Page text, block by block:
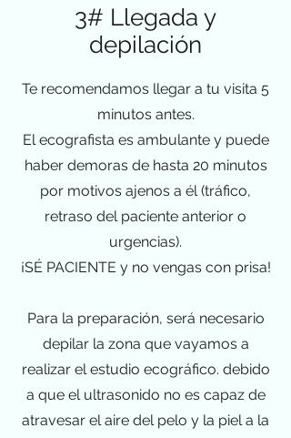
3# Llegada y
depilación
Te recomendamos llegar a tu visita 5
minutos antes.
El ecografista es ambulante y puede
haber demoras de hasta 20 minutos
por motivos ajenos a él (tráfico,
retraso del paciente anterior o
urgencias).
¡SÉ PACIENTE y no vengas con prisa!
Para la preparación, será necesario
depilar la zona que vayamos a
realizar el estudio ecográfico. debido
a que el ultrasonido no es capaz de
atravesar el aire del pelo y la piel a la